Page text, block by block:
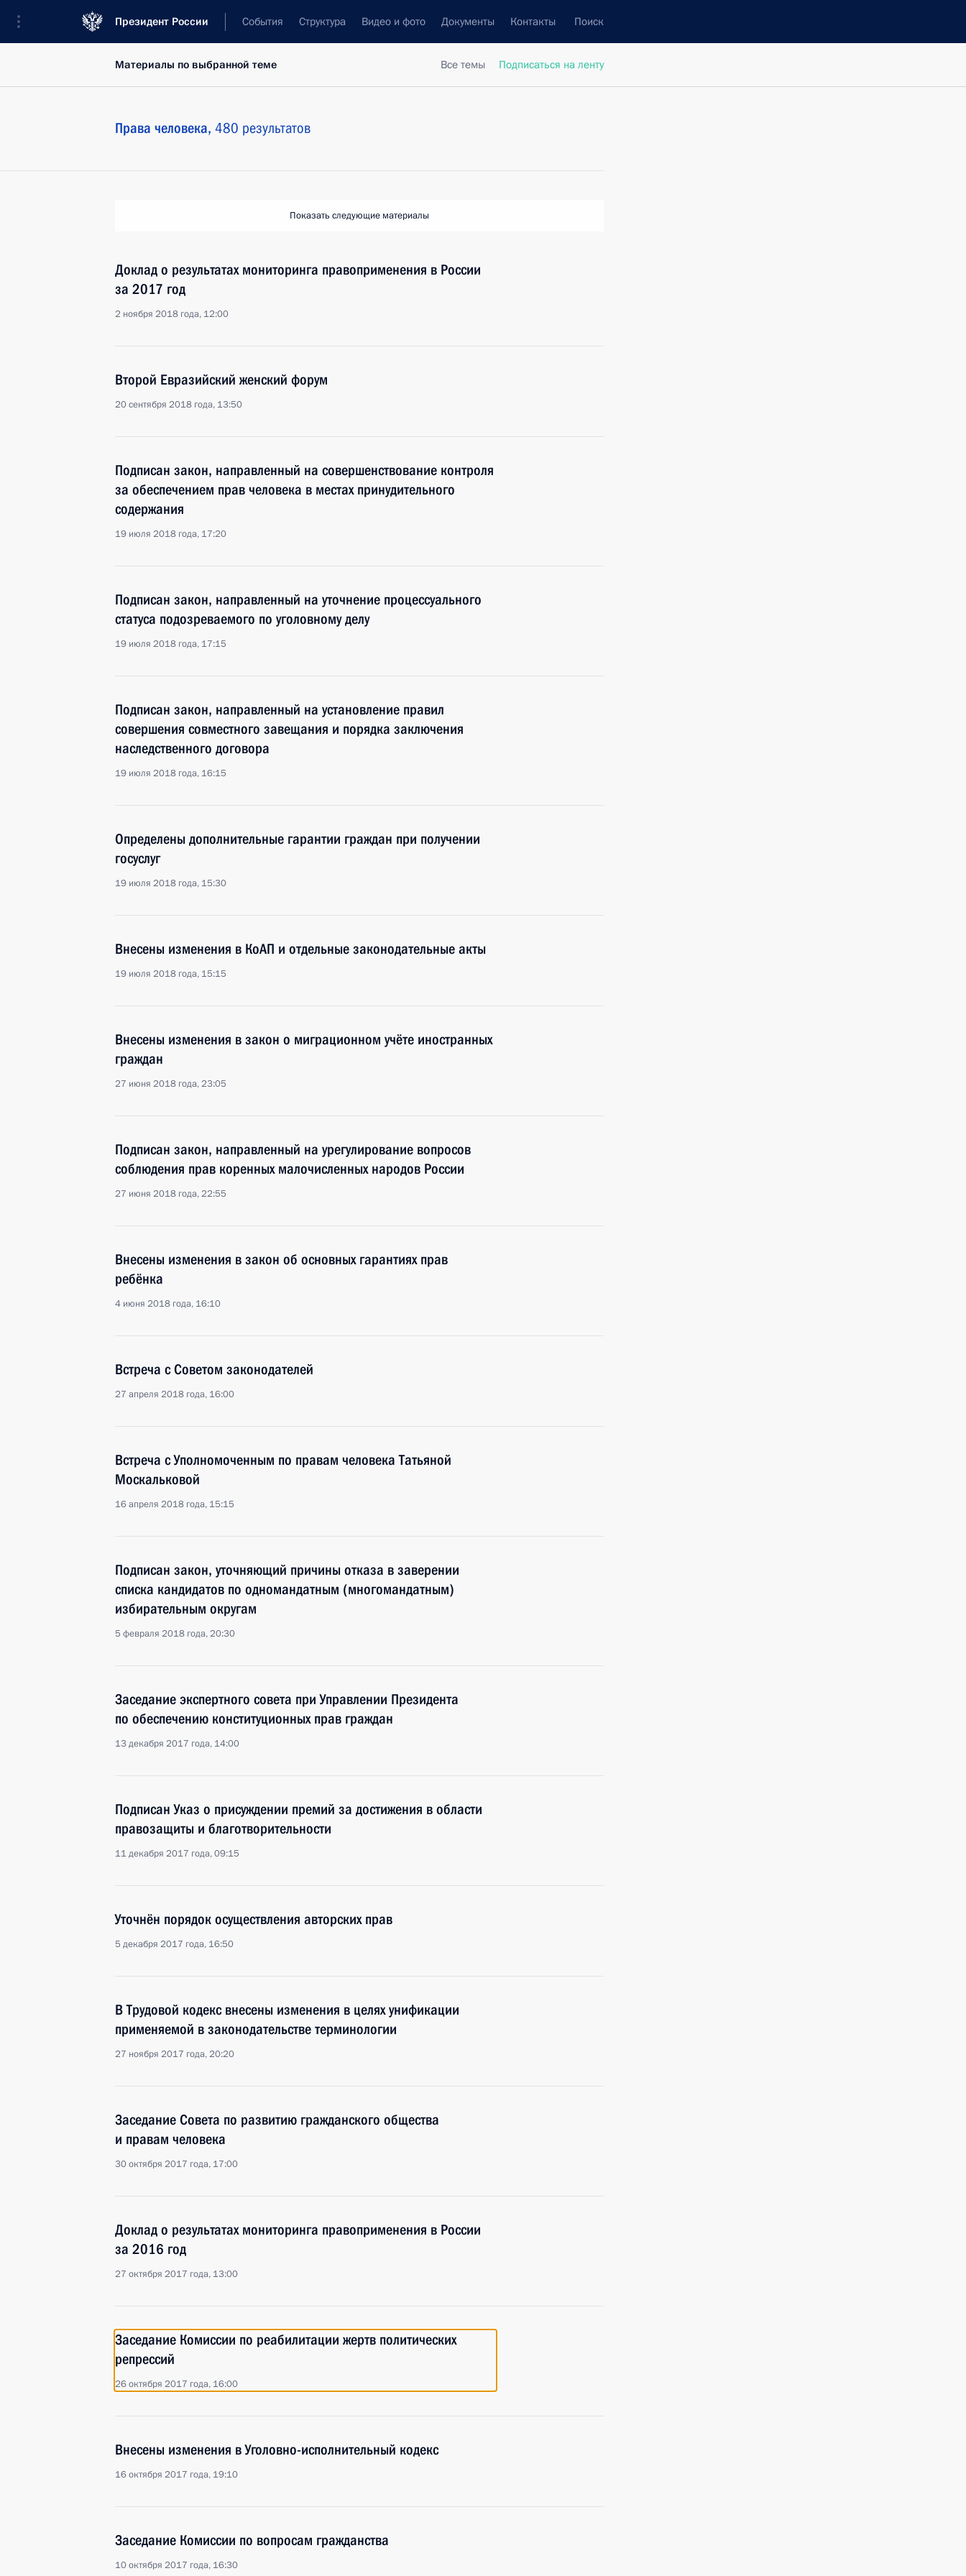
Президент России События Структура Видео и фото Документы Контакты Поиск
Все темы Подписаться на ленту
Материалы по выбранной теме
Права человека, 480 результатов
Показать следующие материалы
Доклад о результатах мониторинга правоприменения в России
за 2017 год
2 ноября 2018 года, 12:00
Второй Евразийский женский форум
20 сентября 2018 года, 13:50
Подписан закон, направленный на совершенствование контроля
за обеспечением прав человека в местах принудительного
содержания
19 июля 2018 года, 17:20
Подписан закон, направленный на уточнение процессуального
статуса подозреваемого по уголовному делу
19 июля 2018 года, 17:15
Подписан закон, направленный на установление правил
совершения совместного завещания и порядка заключения
наследственного договора
19 июля 2018 года, 16:15
Определены дополнительные гарантии граждан при получении
госуслуг
19 июля 2018 года, 15:30
Внесены изменения в КоАП и отдельные законодательные акты
19 июля 2018 года, 15:15
Внесены изменения в закон о миграционном учёте иностранных
граждан
27 июня 2018 года, 23:05
Подписан закон, направленный на урегулирование вопросов
соблюдения прав коренных малочисленных народов России
27 июня 2018 года, 22:55
Внесены изменения в закон об основных гарантиях прав
ребёнка
4 июня 2018 года, 16:10
Встреча с Советом законодателей
27 апреля 2018 года, 16:00
Встреча с Уполномоченным по правам человека Татьяной
Москальковой
16 апреля 2018 года, 15:15
Подписан закон, уточняющий причины отказа в заверении
списка кандидатов по одномандатным (многомандатным)
избирательным округам
5 февраля 2018 года, 20:30
Заседание экспертного совета при Управлении Президента
по обеспечению конституционных прав граждан
13 декабря 2017 года, 14:00
Подписан Указ о присуждении премий за достижения в области
правозащиты и благотворительности
11 декабря 2017 года, 09:15
Уточнён порядок осуществления авторских прав
5 декабря 2017 года, 16:50
В Трудовой кодекс внесены изменения в целях унификации
применяемой в законодательстве терминологии
27 ноября 2017 года, 20:20
Заседание Совета по развитию гражданского общества
и правам человека
30 октября 2017 года, 17:00
Доклад о результатах мониторинга правоприменения в России
за 2016 год
27 октября 2017 года, 13:00
Заседание Комиссии по реабилитации жертв политических
репрессий
26 октября 2017 года, 16:00
Внесены изменения в Уголовно-исполнительный кодекс
16 октября 2017 года, 19:10
Заседание Комиссии по вопросам гражданства
10 октября 2017 года, 16:30